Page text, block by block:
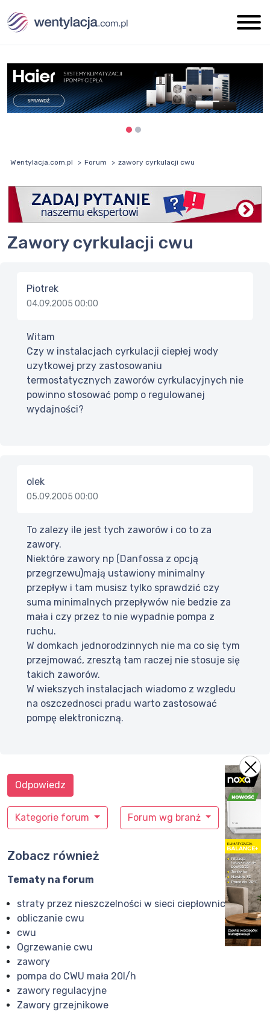
Wentylacja.com.pl Forum zawory cyrkulacji cwu
zawory cyrkulacji cwu
Piotrek
04.09.2005 00:00
Witam
Czy w instalacjach cyrkulacji ciepłej wody
uzytkowej przy zastosowaniu
termostatycznych zaworów cyrkulacyjnych nie
powinno stosować pomp o regulowanej
wydajności?
olek
05.09.2005 00:00
To zalezy ile jest tych zaworów i co to za
zawory.
Niektóre zawory np (Danfossa z opcją
przegrzewu)mają ustawiony minimalny
przepływ i tam musisz tylko sprawdzić czy
suma minimalnych przepływów nie bedzie za
mała i czy przez to nie wypadnie pompa z
ruchu.
W domkach jednorodzinnych nie ma co się tym
przejmować, zresztą tam raczej nie stosuje się
takich zaworów.
W wiekszych instalacjach wiadomo z wzgledu
na oszczednosci pradu warto zastosować
pompę elektroniczną.
Kategorie forum Forum wg branż
Odpowiedz
Zobacz również
Tematy na forum
straty przez nieszczelności w sieci ciepłowniczej
obliczanie cwu
cwu
Ogrzewanie cwu
zawory
pompa do CWU mała 20l/h
zawory regulacyjne
Zawory grzejnikowe